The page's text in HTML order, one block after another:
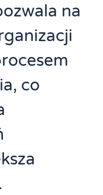
na
co